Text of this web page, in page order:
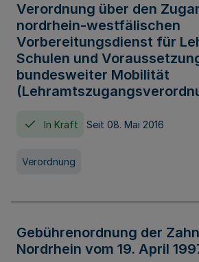
Verordnung über den
nordrhein-westfälischen
Vorbereitungsdienst für
Schulen und
bundesweiter Mobilität
In Kraft Seit 08. Mai 2016
Verordnung
Gebührenordnung der
Nordrhein vom 19. April